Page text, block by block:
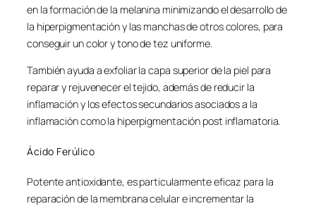
en la formación de la melanina minimizando el desarrollo de
la hiperpigmentación y las manchas de otros colores, para
conseguir un color y tono de tez uniforme.
También ayuda a exfoliar la capa superior de la piel para
reparar y rejuvenecer el tejido, además de reducir la
inflamación y los efectos secundarios asociados a la
inflamación como la hiperpigmentación post inflamatoria.
Ácido Ferúlico
Potente antioxidante, es particularmente eficaz para la
reparación de la membrana celular e incrementar la